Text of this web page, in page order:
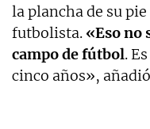
la plancha de su
futbolista. «Eso no
campo de fútbol.
cinco años»,